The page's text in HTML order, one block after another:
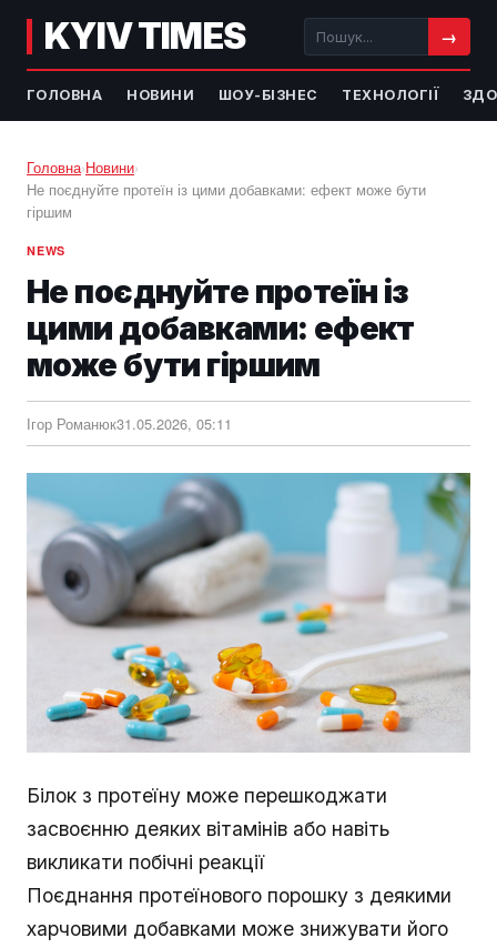
KYIV TIMES →
ГОЛОВНА НОВИНИ ШОУ-БІЗНЕС ТЕХНОЛОГІЇ
Головна›Новини›
Не поєднуйте протеїн із цими добавками: ефект може бути
гіршим
NEWS
Не поєднуйте протеїн із
цими добавками: ефект
може бути гіршим
Ігор Романюк31.05.2026, 05:11
Білок з протеїну може перешкоджати
засвоєнню деяких вітамінів або навіть
викликати побічні реакції
Поєднання протеїнового порошку з деякими
харчовими добавками може знижувати його